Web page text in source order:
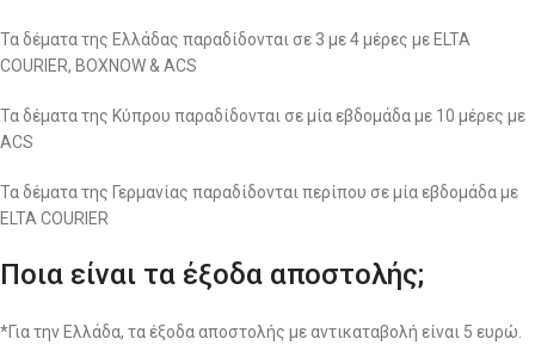
Τα δέματα της Ελλάδας παραδίδονται σε 3 με 4 μέρες με ELTA
COURIER, BOXNOW & ACS
Τα δέματα της Κύπρου παραδίδονται σε μία εβδομάδα με 10 μέρες με
ACS
Τα δέματα της Γερμανίας παραδίδονται περίπου σε μία εβδομάδα με
ELTA COURIER
Ποια είναι τα έξοδα αποστολής;
*Για την Ελλάδα, τα έξοδα αποστολής με αντικαταβολή είναι 5 ευρώ.